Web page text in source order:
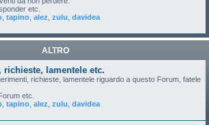
etc.
tapino alez zulu davidea
ALTRO
richieste, lamentele etc.
richieste, lamentele riguardo a questo Forum, fatele
etc.
tapino alez zulu davidea